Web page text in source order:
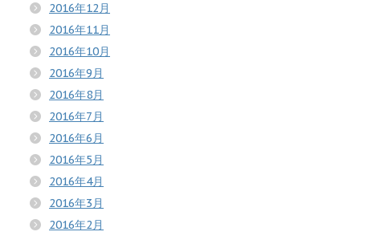
2016年12月
2016年11月
2016年10月
2016年9月
2016年8月
2016年7月
2016年6月
2016年5月
2016年4月
2016年3月
2016年2月